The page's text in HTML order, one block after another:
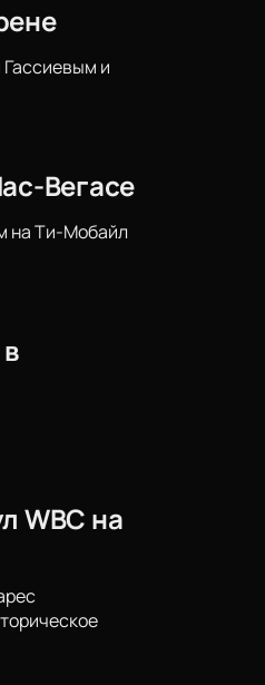
и
Вегасе
на Ти-Мобайл
WBC на